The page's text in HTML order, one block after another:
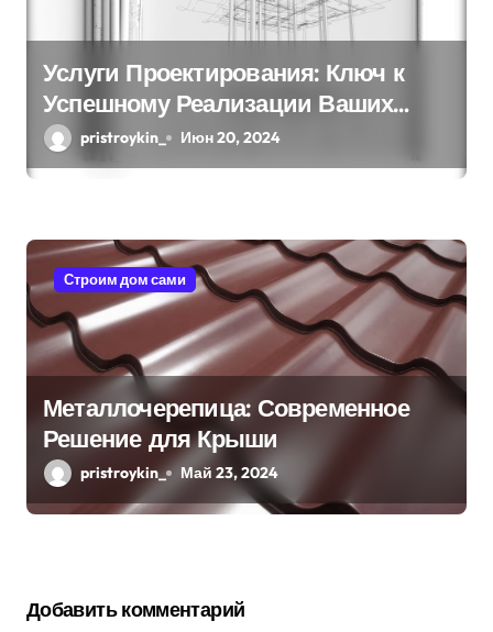
Услуги Проектирования: Ключ к
Успешному Реализации Ваших
Идейpristroykin_ Июн 20, 2024
Строим дом сами
Металлочерепица: Современное
Решение для Крыши
pristroykin_ Май 23, 2024
Добавить комментарий